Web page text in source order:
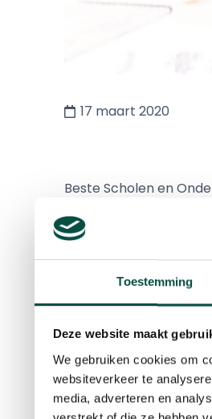
Toestemming
Deze website maakt
We gebruiken cookies om
websiteverkeer te
media, adverteren en
17 maart 2020
Beste Scholen en
event van
We werken bij het
van de
aan goede